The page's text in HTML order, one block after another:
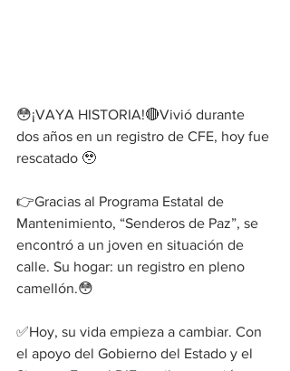
😳¡VAYA HISTORIA!🔴Vivió durante
dos años en un registro de CFE, hoy fue
rescatado 🥹
👉Gracias al Programa Estatal de
Mantenimiento, “Senderos de Paz”, se
encontró a un joven en situación de
calle. Su hogar: un registro en pleno
camellón.😳
✅Hoy, su vida empieza a cambiar. Con
el apoyo del Gobierno del Estado y el